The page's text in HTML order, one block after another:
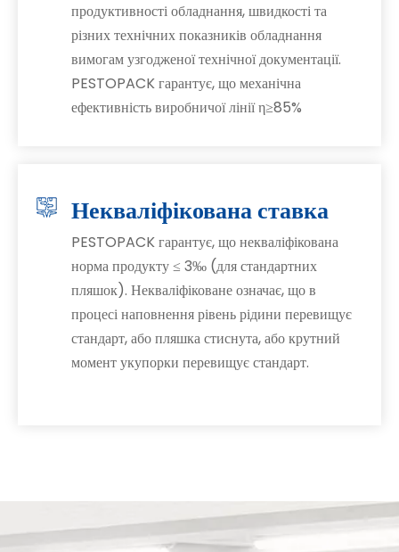
продуктивності обладнання, швидкості та
різних технічних показників обладнання
вимогам узгодженої технічної документації.
PESTOPACK гарантує, що механічна
ефективність виробничої лінії η≥85%
Некваліфікована ставка
PESTOPACK гарантує, що некваліфікована
норма продукту ≤ 3‰ (для стандартних
пляшок). Некваліфіковане означає, що в
процесі наповнення рівень рідини перевищує
стандарт, або пляшка стиснута, або крутний
момент укупорки перевищує стандарт.